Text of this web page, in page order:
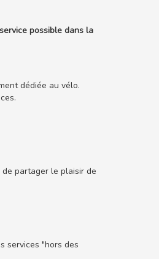
possible dans la
dédiée au vélo.
partager le plaisir de
services "hors des